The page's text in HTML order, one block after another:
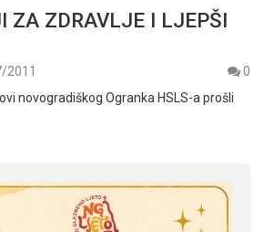
ZA ZDRAVLJE I LJEPŠI
2011
0
novogradiškog Ogranka HSLS-a prošli